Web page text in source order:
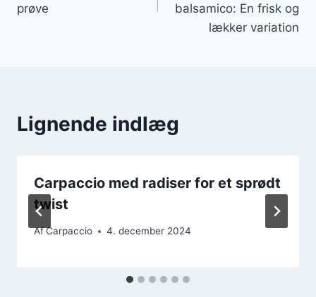
prøve
balsamico: En frisk og
lækker variation
Lignende indlæg
Carpaccio med radiser for et sprødt
twist
AfCarpaccio 4. december 2024